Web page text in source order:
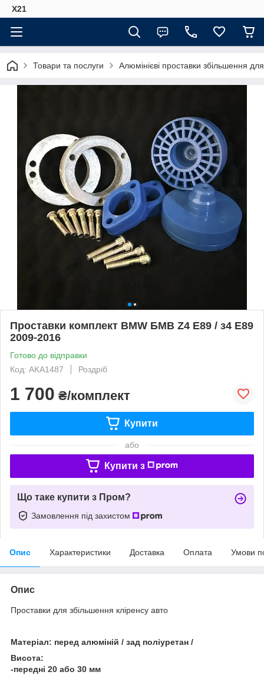
Х21
Товари та послуги Алюмінієві проставки збільшення
Проставки комплект BMW БМВ Z4 E89 / з4 Е89
2009-2016
Готово до відправки
Код: AKA1487
Роздріб
1 700 ₴/комплект
Купити
або
Купити з
Що таке купити з Пром?
Замовлення під захистом
Опис Характеристики Доставка Оплата Умови
Опис
Проставки для збільшення кліренсу авто
Матеріал: перед алюміній / зад поліуретан /
Висота:
-передні 20 або 30 мм